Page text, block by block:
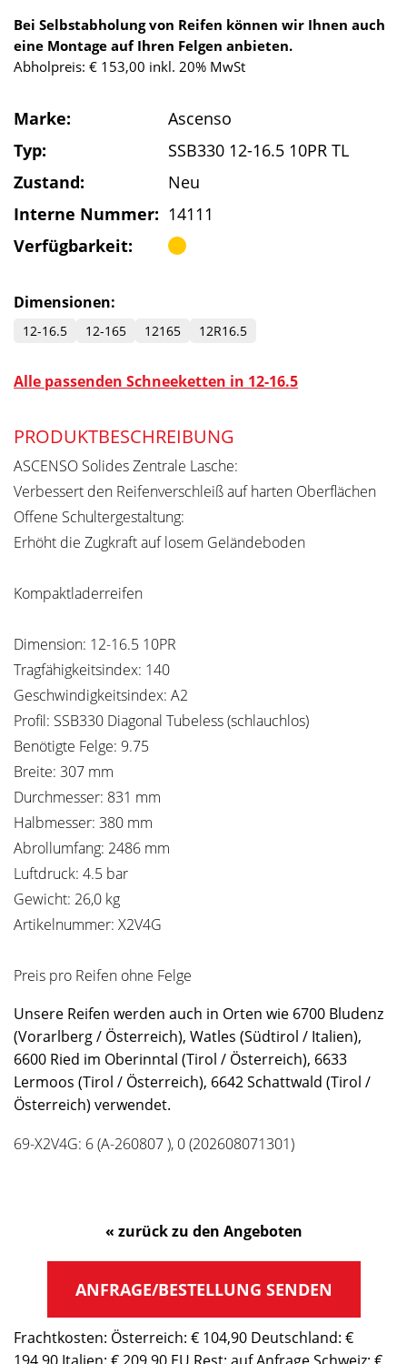
Bei Selbstabholung von Reifen können wir Ihnen auch
eine Montage auf Ihren Felgen anbieten.
Abholpreis: € 153,00 inkl. 20% MwSt
Marke:
Ascenso
Typ:
SSB330 12-16.5 10PR TL
Zustand:
Neu
Interne Nummer: 14111
Verfügbarkeit:
Dimensionen:
12-16.5 12-165 12165 12R16.5
Alle passenden Schneeketten in 12-16.5
PRODUKTBESCHREIBUNG
ASCENSO Solides Zentrale Lasche:
Verbessert den Reifenverschleiß auf harten Oberflächen
Offene Schultergestaltung:
Erhöht die Zugkraft auf losem Geländeboden
Kompaktladerreifen
Dimension: 12-16.5 10PR
Tragfähigkeitsindex: 140
Geschwindigkeitsindex: A2
Profil: SSB330 Diagonal Tubeless (schlauchlos)
Benötigte Felge: 9.75
Breite: 307 mm
Durchmesser: 831 mm
Halbmesser: 380 mm
Abrollumfang: 2486 mm
Luftdruck: 4.5 bar
Gewicht: 26,0 kg
Artikelnummer: X2V4G
Preis pro Reifen ohne Felge
Unsere Reifen werden auch in Orten wie 6700 Bludenz
(Vorarlberg / Österreich), Watles (Südtirol / Italien),
6600 Ried im Oberinntal (Tirol / Österreich), 6633
Lermoos (Tirol / Österreich), 6642 Schattwald (Tirol /
Österreich) verwendet.
69-X2V4G: 6 (A-260807 ), 0 (202608071301)
« zurück zu den Angeboten
ANFRAGE/BESTELLUNG SENDEN
Frachtkosten: Österreich: € 104,90 Deutschland: €